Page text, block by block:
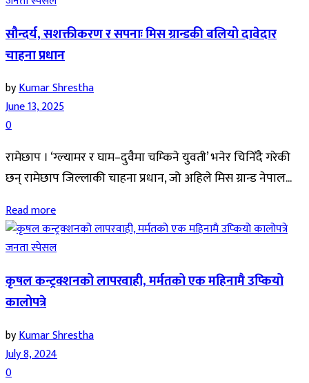
सौन्दर्य, सशक्तीकरण र सपनाः मिस ग्रान्डकी बलियो दावेदार
चाहना प्रधान
byKumar Shrestha
June 13, 2025
0
रामेछाप । ‘ग्ल्यामर र घाम–दुवैमा चम्किने युवती’ भनेर चिनिँदै गरेकी
छन् रामेछाप जिल्लाकी चाहना प्रधान, जो अहिले मिस ग्रान्ड नेपाल...
Read more
जनता स्पेसल
कृषल कन्ट्रक्शनको लापरवाही, मर्मतको एक महिनामै उप्कियो
कालोपत्रे
byKumar Shrestha
July 8, 2024
0